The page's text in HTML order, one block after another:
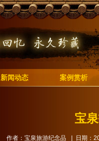
新闻动态 案例赏析
宝
作者：宝泉旅游纪念品 | 日期：